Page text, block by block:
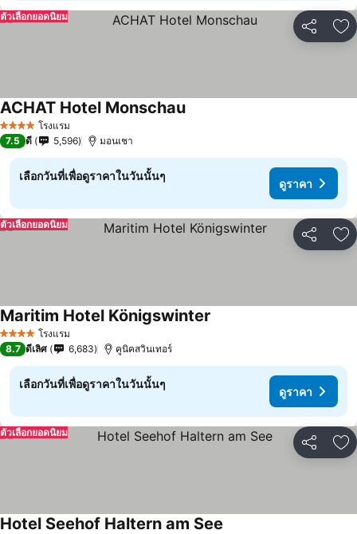
แชร์ เ
ตัวเลือกยอดนิยม
4 ดาว โรงแรม
ACHAT Hotel Monschau
7.5 ดี 5,596 มอนเชา
เลือกวันที่เพื่อดูราคาในวันนั้นๆ
ดูราคา
แชร์ เ
ตัวเลือกยอดนิยม
4 ดาว โรงแรม
Maritim Hotel Königswinter
8.7 ดีเลิศ 6,683 คูนิคสวินเทอร์
เลือกวันที่เพื่อดูราคาในวันนั้นๆ
ดูราคา
แชร์ เ
ตัวเลือกยอดนิยม
Hotel Seehof Haltern am See